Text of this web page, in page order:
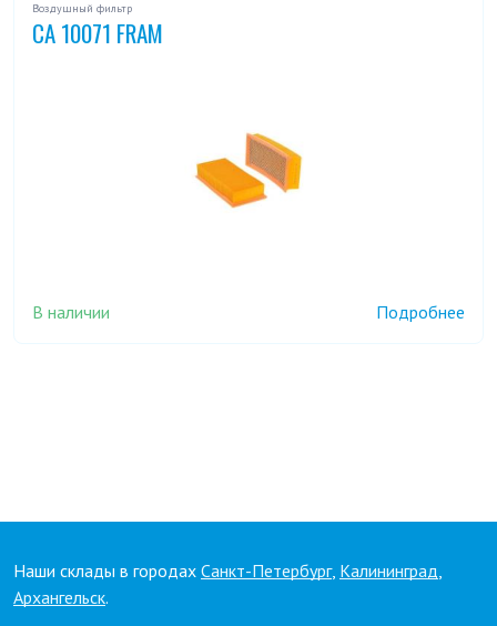
Воздушный фильтр
CA 10071 FRAM
В наличии Подробнее
Наши склады в городах Санкт-Петербург, Калининград,
Архангельск.